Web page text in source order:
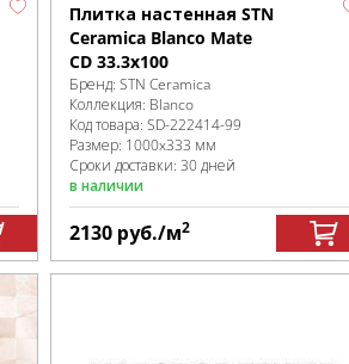
Плитка настенная STN
Ceramica Blanco Mate
CD 33.3x100
Бренд:STN Ceramica
Коллекция: Blanco
Код товара:SD-222414-99
Размер: 1000x333 мм
Сроки доставки: 30 дней
в наличии
2130 руб./м2